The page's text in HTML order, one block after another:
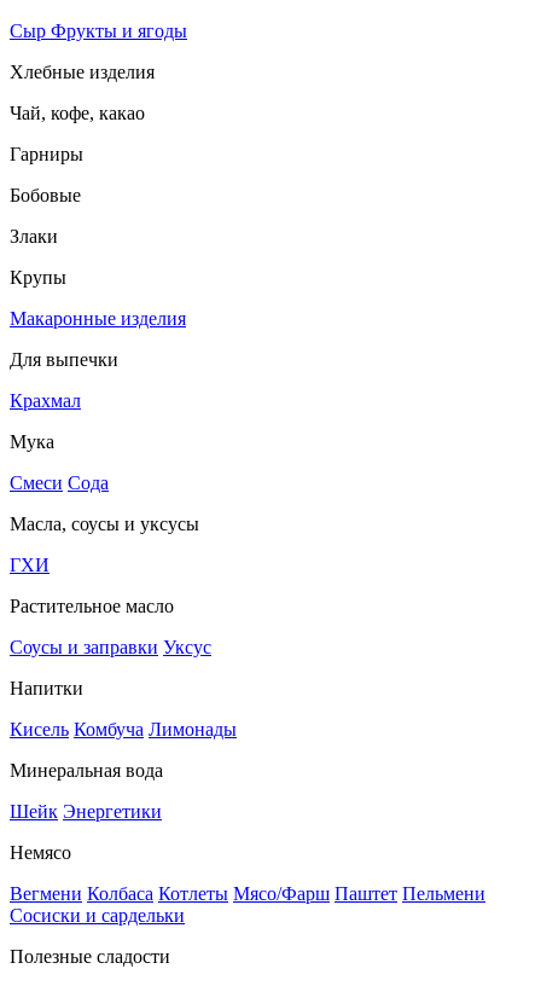
Сыр Фрукты и ягоды
Хлебные изделия
Чай, кофе, какао
Гарниры
Бобовые
Злаки
Крупы
Макаронные изделия
Для выпечки
Крахмал
Мука
Смеси Сода
Масла, соусы и уксусы
ГХИ
Растительное масло
Соусы и заправки Уксус
Напитки
Кисель Комбуча Лимонады
Минеральная вода
Шейк Энергетики
Немясо
Вегмени Колбаса Котлеты Мясо/Фарш Паштет Пельмени
Сосиски и сардельки
Полезные сладости